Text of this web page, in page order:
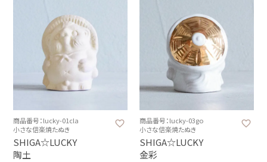
商品番号：lucky-01cla
小さな信楽焼たぬき
SHIGA☆LUCKY
陶土
商品番号：lucky-03go
小さな信楽焼たぬき
SHIGA☆LUCKY
金彩